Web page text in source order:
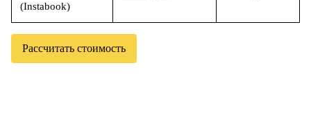
(Instabook)
Рассчитать стоимость